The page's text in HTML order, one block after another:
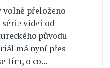
volně přeloženo
série videí od
původu
má nyní přes
tím, o co...